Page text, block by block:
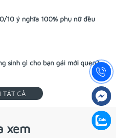
10 ý nghĩa 100% phụ nữ đều
sinh gì cho bạn gái mới quen?
TẤT CẢ
xem